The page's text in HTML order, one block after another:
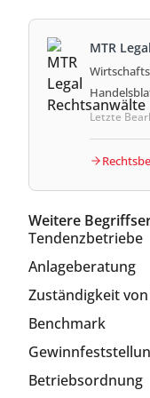
MTR
Letzte
Weitere
Tendenzbetriebe
Anlageberatung
Zuständigkeit
Benchmark
Betriebsordnung